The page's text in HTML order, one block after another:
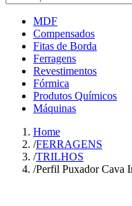
MDF
Compensados
Fitas de Borda
Ferragens
Revestimentos
Fórmica
Produtos Químicos
Máquinas
Home
/FERRAGENS
/TRILHOS
/Perfil Puxador Cava